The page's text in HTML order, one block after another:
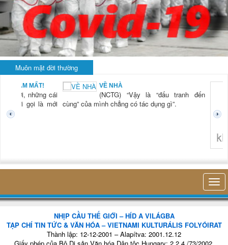
Muôn mặt đời thường
NAM MẤT!
“Xời, những cái
mới gọi là mới
VỀ NHÀ
(NCTG) “Vậy là “đấu tranh đến
cùng” của mình chẳng có tác dụng gì”.
NHỊP CẦU THẾ GIỚI – HÍD A VILÁGBA
TẠP CHÍ TIN TỨC & VĂN HÓA – VIETNAMI KULTURÁLIS FOLYÓIRAT
Thành lập: 12-12-2001 – Alapítva: 2001.12.12